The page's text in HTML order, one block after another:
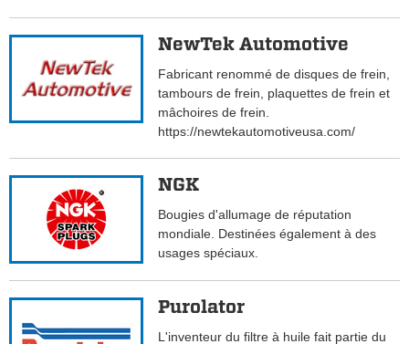
NewTek Automotive
Fabricant renommé de disques de frein,
tambours de frein, plaquettes de frein et
mâchoires de frein.
https://newtekautomotiveusa.com/
NGK
Bougies d'allumage de réputation
mondiale. Destinées également à des
usages spéciaux.
Purolator
L'inventeur du filtre à huile fait partie du